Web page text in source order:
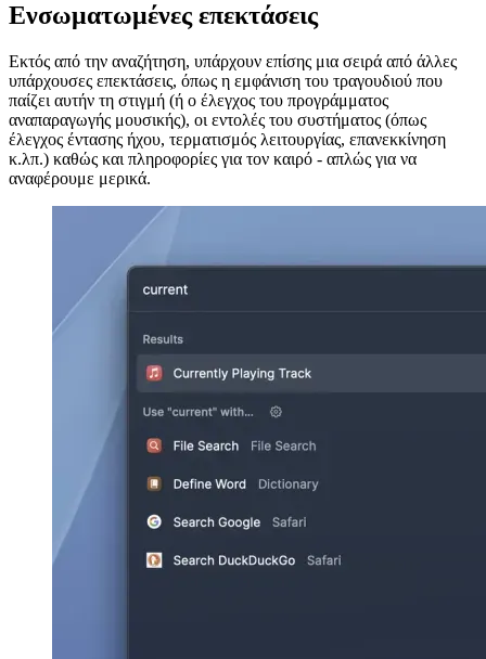
日本語
한국어
한국어
русский
русский
türkçe
türkçe
yiddish
yiddish
Suggestions